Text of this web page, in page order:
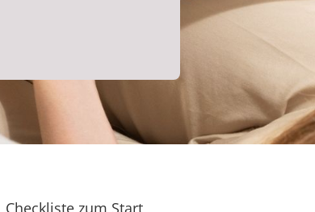
Checkliste zum Start